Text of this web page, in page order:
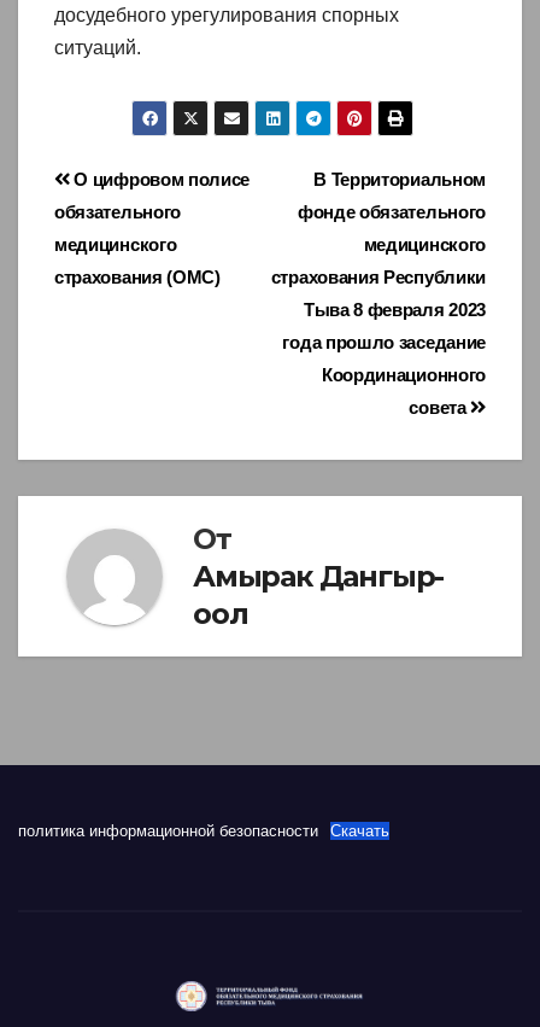
досудебного урегулирования спорных
ситуаций.
Навигация
по
записям
В Территориальном
фонде обязательного
медицинского
страхования Республики
Тыва 8 февраля 2023
года прошло заседание
Координационного
совета
О цифровом полисе
обязательного
медицинского
страхования (ОМС)
От
Амырак Дангыр-
оол
политика информационной безопасности Скачать